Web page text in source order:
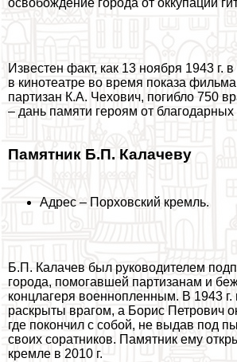
Известен факт, как 13 ноября 1943 г.
в кинотеатре во время показа
партизан К.А. Чехович, погибло 750
– дань памяти героям от благодарных
Памятник Б.П. Калачеву
Адрес – Порховский кремль.
Б.П. Калачев был руководителем
города, помогавшей партизанам и
концлагеря военнопленным. В 1943
раскрыты врагом, а Борис Петрович
где покончил с собой, не выдав под
своих соратников. Памятник ему
кремле в 2010 г.